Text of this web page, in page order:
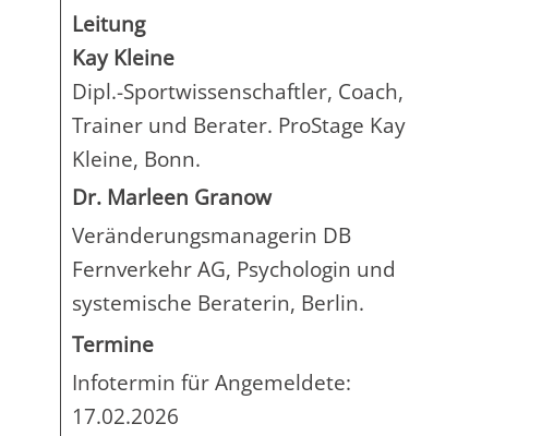
Leitung
Kay Kleine
Dipl.-Sportwissenschaftler, Coach,
Trainer und Berater. ProStage Kay
Kleine, Bonn.
Dr. Marleen Granow
Veränderungsmanagerin DB
Fernverkehr AG, Psychologin und
systemische Beraterin, Berlin.
Termine
Infotermin für Angemeldete:
17.02.2026